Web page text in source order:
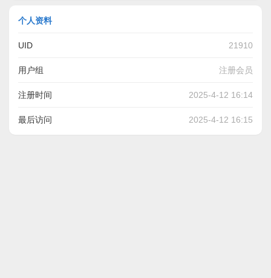
个人资料
UID 21910
用户组 注册会员
注册时间 2025-4-12 16:14
最后访问 2025-4-12 16:15